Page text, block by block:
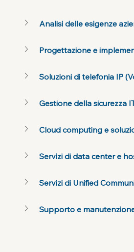
Analisi delle esigenze
Progettazione e
Soluzioni di telefonia IP
Gestione della sicurezza
Cloud computing e
Servizi di data center e
Servizi di Unified
Supporto e